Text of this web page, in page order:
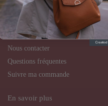
Politique de remboursement
À votre service
Nous contacter
Questions fréquentes
Suivre ma commande
En savoir plus